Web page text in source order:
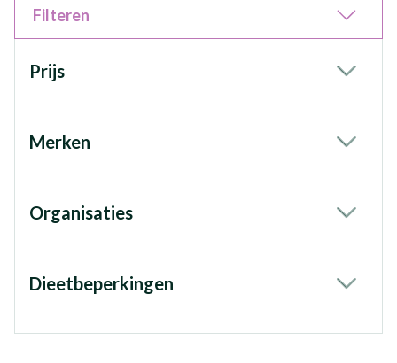
Filteren
Prijs
Merken
Organisaties
Dieetbeperkingen